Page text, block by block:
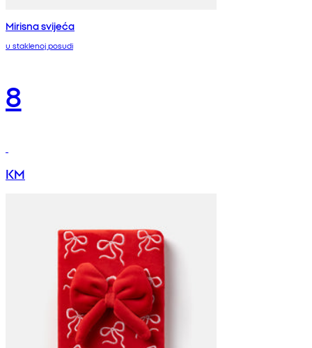
Mirisna svijeća
u staklenoj posudi
8
KM